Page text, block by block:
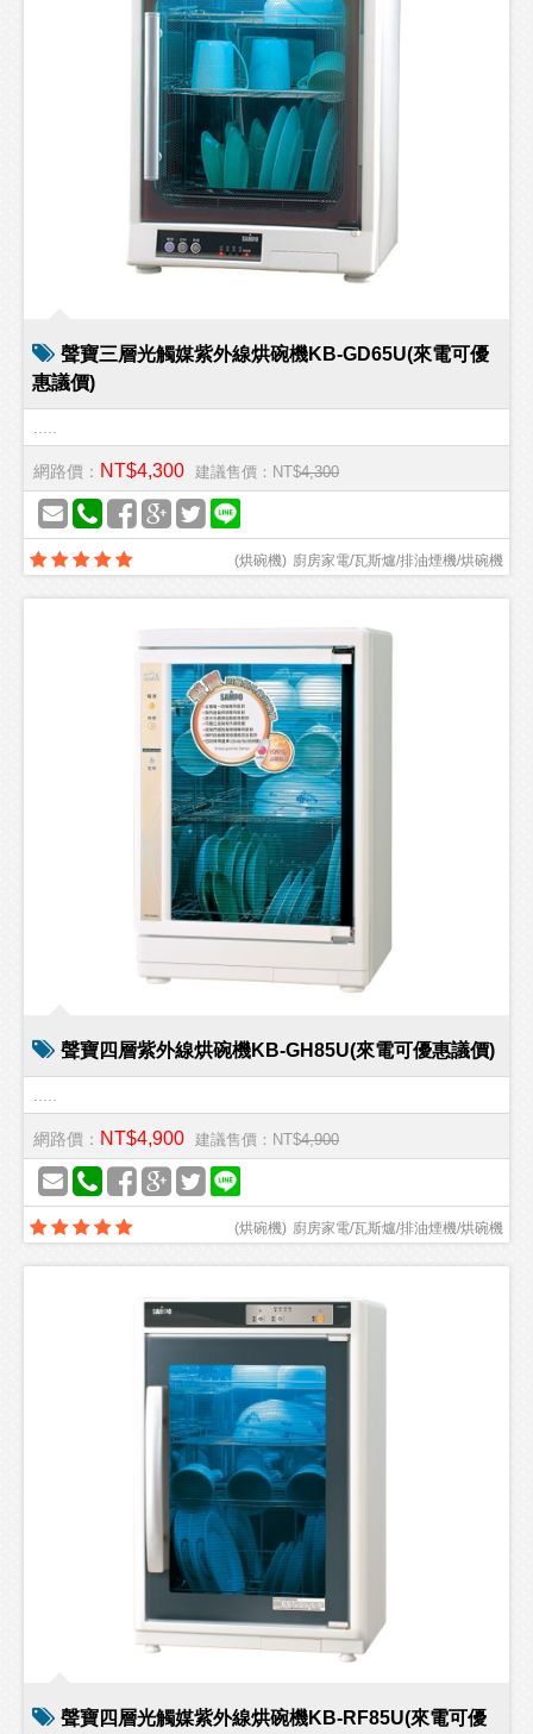
聲寶三層光觸媒紫外線烘碗機KB-GD65U(來電可優
惠議價)
網路價： NT$4,300 建議售價：NT$4,300
廚房家電/瓦斯爐/排油煙機/烘碗機
(烘碗機)
聲寶四層紫外線烘碗機KB-GH85U(來電可優惠議價)
網路價： NT$4,900 建議售價：NT$4,900
廚房家電/瓦斯爐/排油煙機/烘碗機
(烘碗機)
聲寶四層光觸媒紫外線烘碗機KB-RF85U(來電可優